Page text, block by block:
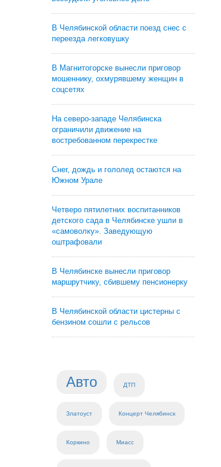
В Челябинской области поезд снес с
переезда легковушку
В Магнитогорске вынесли приговор
мошеннику, охмурявшему женщин в
соцсетях
На северо-западе Челябинска
ограничили движение на
востребованном перекрестке
Снег, дождь и гололед остаются на
Южном Урале
Четверо пятилетних воспитанников
детского сада в Челябинске ушли в
«самоволку». Заведующую
оштрафовали
В Челябинске вынесли приговор
маршрутчику, сбившему пенсионерку
В Челябинской области цистерны с
бензином сошли с рельсов
Авто ДТП
Златоуст Концерт Челябинск
Коркино Миасс